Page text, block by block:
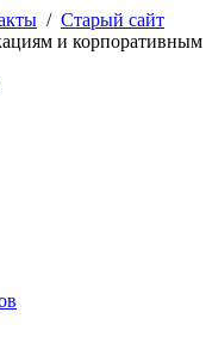
/ Старый сайт
и корпоративным